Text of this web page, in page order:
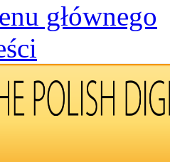
głównego